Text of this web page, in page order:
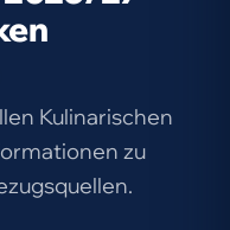
Kulinarischen
zu